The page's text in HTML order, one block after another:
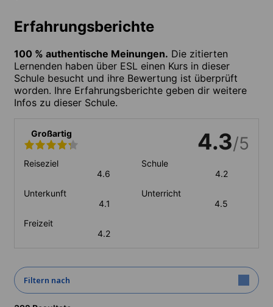
Erfahrungsberichte
100 % authentische Meinungen. Die zitierten
Lernenden haben über ESL einen Kurs in dieser
Schule besucht und ihre Bewertung ist überprüft
worden. Ihre Erfahrungsberichte geben dir weitere
Infos zu dieser Schule.
Großartig 4.3/5
Reiseziel
4.6
Schule
4.2
Unterkunft
4.1
Unterricht
4.5
Freizeit
4.2
Filtern nach